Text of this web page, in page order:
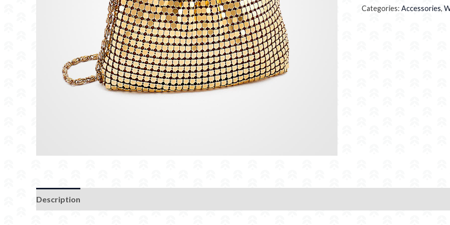
Categories: Accessories,
Description